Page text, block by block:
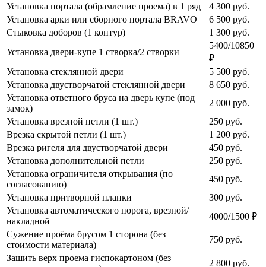
Установка портала (обрамление проема) в 1 ряд
4 300 руб.
Установка арки или сборного портала BRAVO
6 500 руб.
Стыковка доборов (1 контур)
1 300 руб.
Установка двери-купе 1 створка/2 створки
5400/10850
₽
Установка стеклянной двери
5 500 руб.
Установка двустворчатой стеклянной двери
8 650 руб.
Установка ответного бруса на дверь купе (под
замок)
2 000 руб.
Установка врезной петли (1 шт.)
250 руб.
Врезка скрытой петли (1 шт.)
1 200 руб.
Врезка ригеля для двустворчатой двери
450 руб.
Установка дополнительной петли
250 руб.
Установка ограничителя открывания (по
согласованию)
450 руб.
Установка притворной планки
300 руб.
Установка автоматического порога, врезной/
накладной
4000/1500 ₽
Сужение проёма брусом 1 сторона (без
стоимости материала)
750 руб.
Зашить верх проема гиспокартоном (без
2 800 руб.